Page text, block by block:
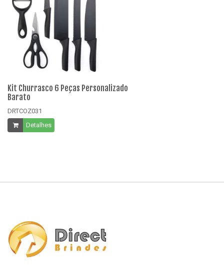
Kit Churrasco 6 Peças Personalizado
Barato
DRTCOZ031
Detalhes